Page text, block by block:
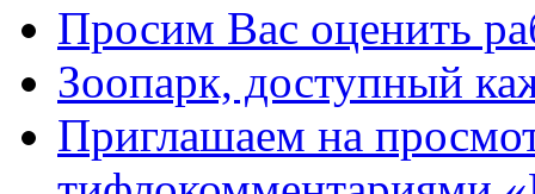
Просим Вас оценить
Зоопарк, доступный
Приглашаем на